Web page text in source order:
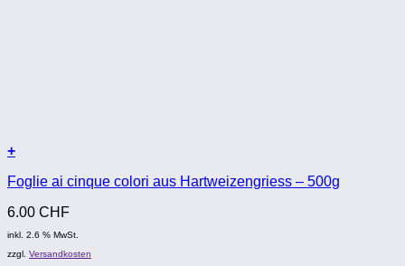
+
Foglie ai cinque colori aus Hartweizengriess – 500g
6.00 CHF
inkl. 2.6 % MwSt.
zzgl. Versandkosten